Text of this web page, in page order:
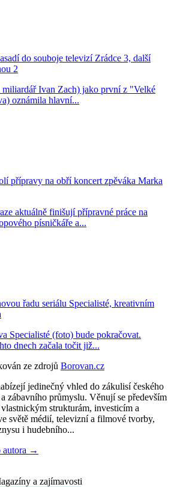
do souboje televizí Zrádce 3, další
2
miliardář Ivan Zach) jako první z "Velké
oznámila hlavní...
přípravy na obří koncert zpěváka Marka
aktuálně finišují přípravné práce na
písničkáře a...
řadu seriálu Specialisté, kreativním
Specialisté (foto) bude pokračovat.
dnech začala točit již...
ze zdrojů Borovan.cz
jedinečný vhled do zákulisí českého
zábavního průmyslu. Věnují se především
strukturám, investicím a
světě médií, televizní a filmové tvorby,
i hudebního...
autora →
a zajímavosti